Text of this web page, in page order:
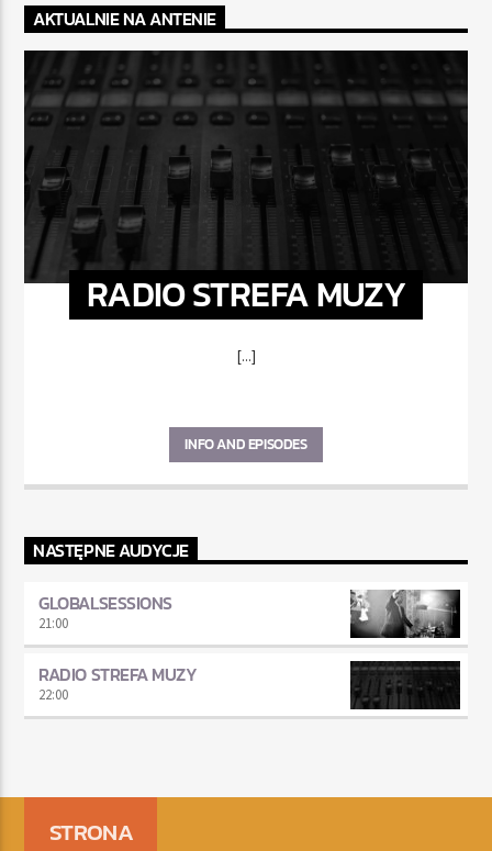
AKTUALNIE NA ANTENIE
RADIO STREFA MUZY
[...]
INFO AND EPISODES
NASTĘPNE AUDYCJE
GLOBALSESSIONS
21:00
RADIO STREFA MUZY
22:00
STRONA